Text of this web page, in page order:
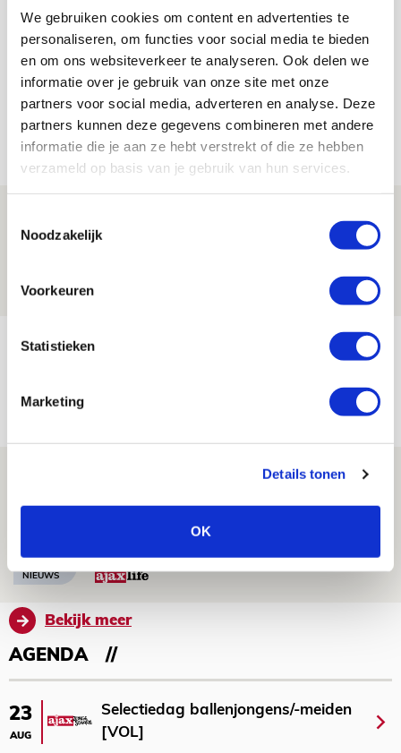
We gebruiken cookies om content en advertenties te
personaliseren, om functies voor social media te bieden
en om ons websiteverkeer te analyseren. Ook delen we
informatie over je gebruik van onze site met onze
partners voor social media, adverteren en analyse. Deze
partners kunnen deze gegevens combineren met andere
informatie die je aan ze hebt verstrekt of die ze hebben
verzameld op basis van je gebruik van hun services.
Noodzakelijk
Voorkeuren
Statistieken
Marketing
Details tonen
OK
De Redactie
Bekijk alle berichten van De Redactie
Net binnen //
maakt Abdalla ‘geen reet’ uit
NIEUWS
Brandt: ‘Ajax en Cruijff bleven door
07 AUGUSTUS 2026 - 20:02
Míchel geeft blessure-update en
spreekt over Godts, Baas en
07 AUGUSTUS 2026 - 14:13
NIEUWS
Bekijk meer
AGENDA
23
AUG
Selectiedag ballenjongens/-meiden
[VOL]